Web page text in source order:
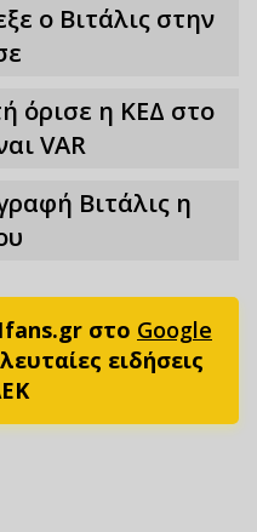
ο Βιτάλις στην
όρισε η ΚΕΔ στο
VAR
Βιτάλις η
στο Google
ειδήσεις